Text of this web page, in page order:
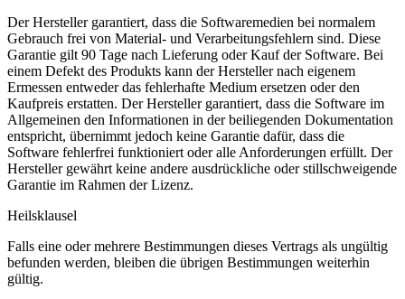
Der Hersteller garantiert, dass die Softwaremedien bei normalem
Gebrauch frei von Material- und Verarbeitungsfehlern sind. Diese
Garantie gilt 90 Tage nach Lieferung oder Kauf der Software. Bei
einem Defekt des Produkts kann der Hersteller nach eigenem
Ermessen entweder das fehlerhafte Medium ersetzen oder den
Kaufpreis erstatten. Der Hersteller garantiert, dass die Software im
Allgemeinen den Informationen in der beiliegenden Dokumentation
entspricht, übernimmt jedoch keine Garantie dafür, dass die
Software fehlerfrei funktioniert oder alle Anforderungen erfüllt. Der
Hersteller gewährt keine andere ausdrückliche oder stillschweigende
Garantie im Rahmen der Lizenz.
Heilsklausel
Falls eine oder mehrere Bestimmungen dieses Vertrags als ungültig
befunden werden, bleiben die übrigen Bestimmungen weiterhin
gültig.